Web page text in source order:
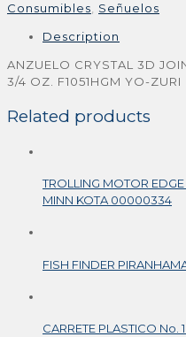
Consumibles
Señuelos
Description
ANZUELO CRYSTAL 3D
3/4 OZ. F1051HGM YO-ZURI
Related products
TROLLING MOTOR
MINN KOTA 00000334
FISH FINDER
CARRETE PLASTICO